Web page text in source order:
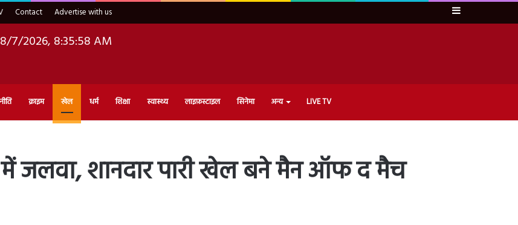
Contact Advertise with us Sidebar
8/7/2026, 8:35:59 AM
क्राइम खेल धर्म शिक्षा स्वास्थ्य लाइफ़स्टाइल सिनेमा अन्य LIVE TV
में जलवा, शानदार पारी खेल बने मैन ऑफ द मैच